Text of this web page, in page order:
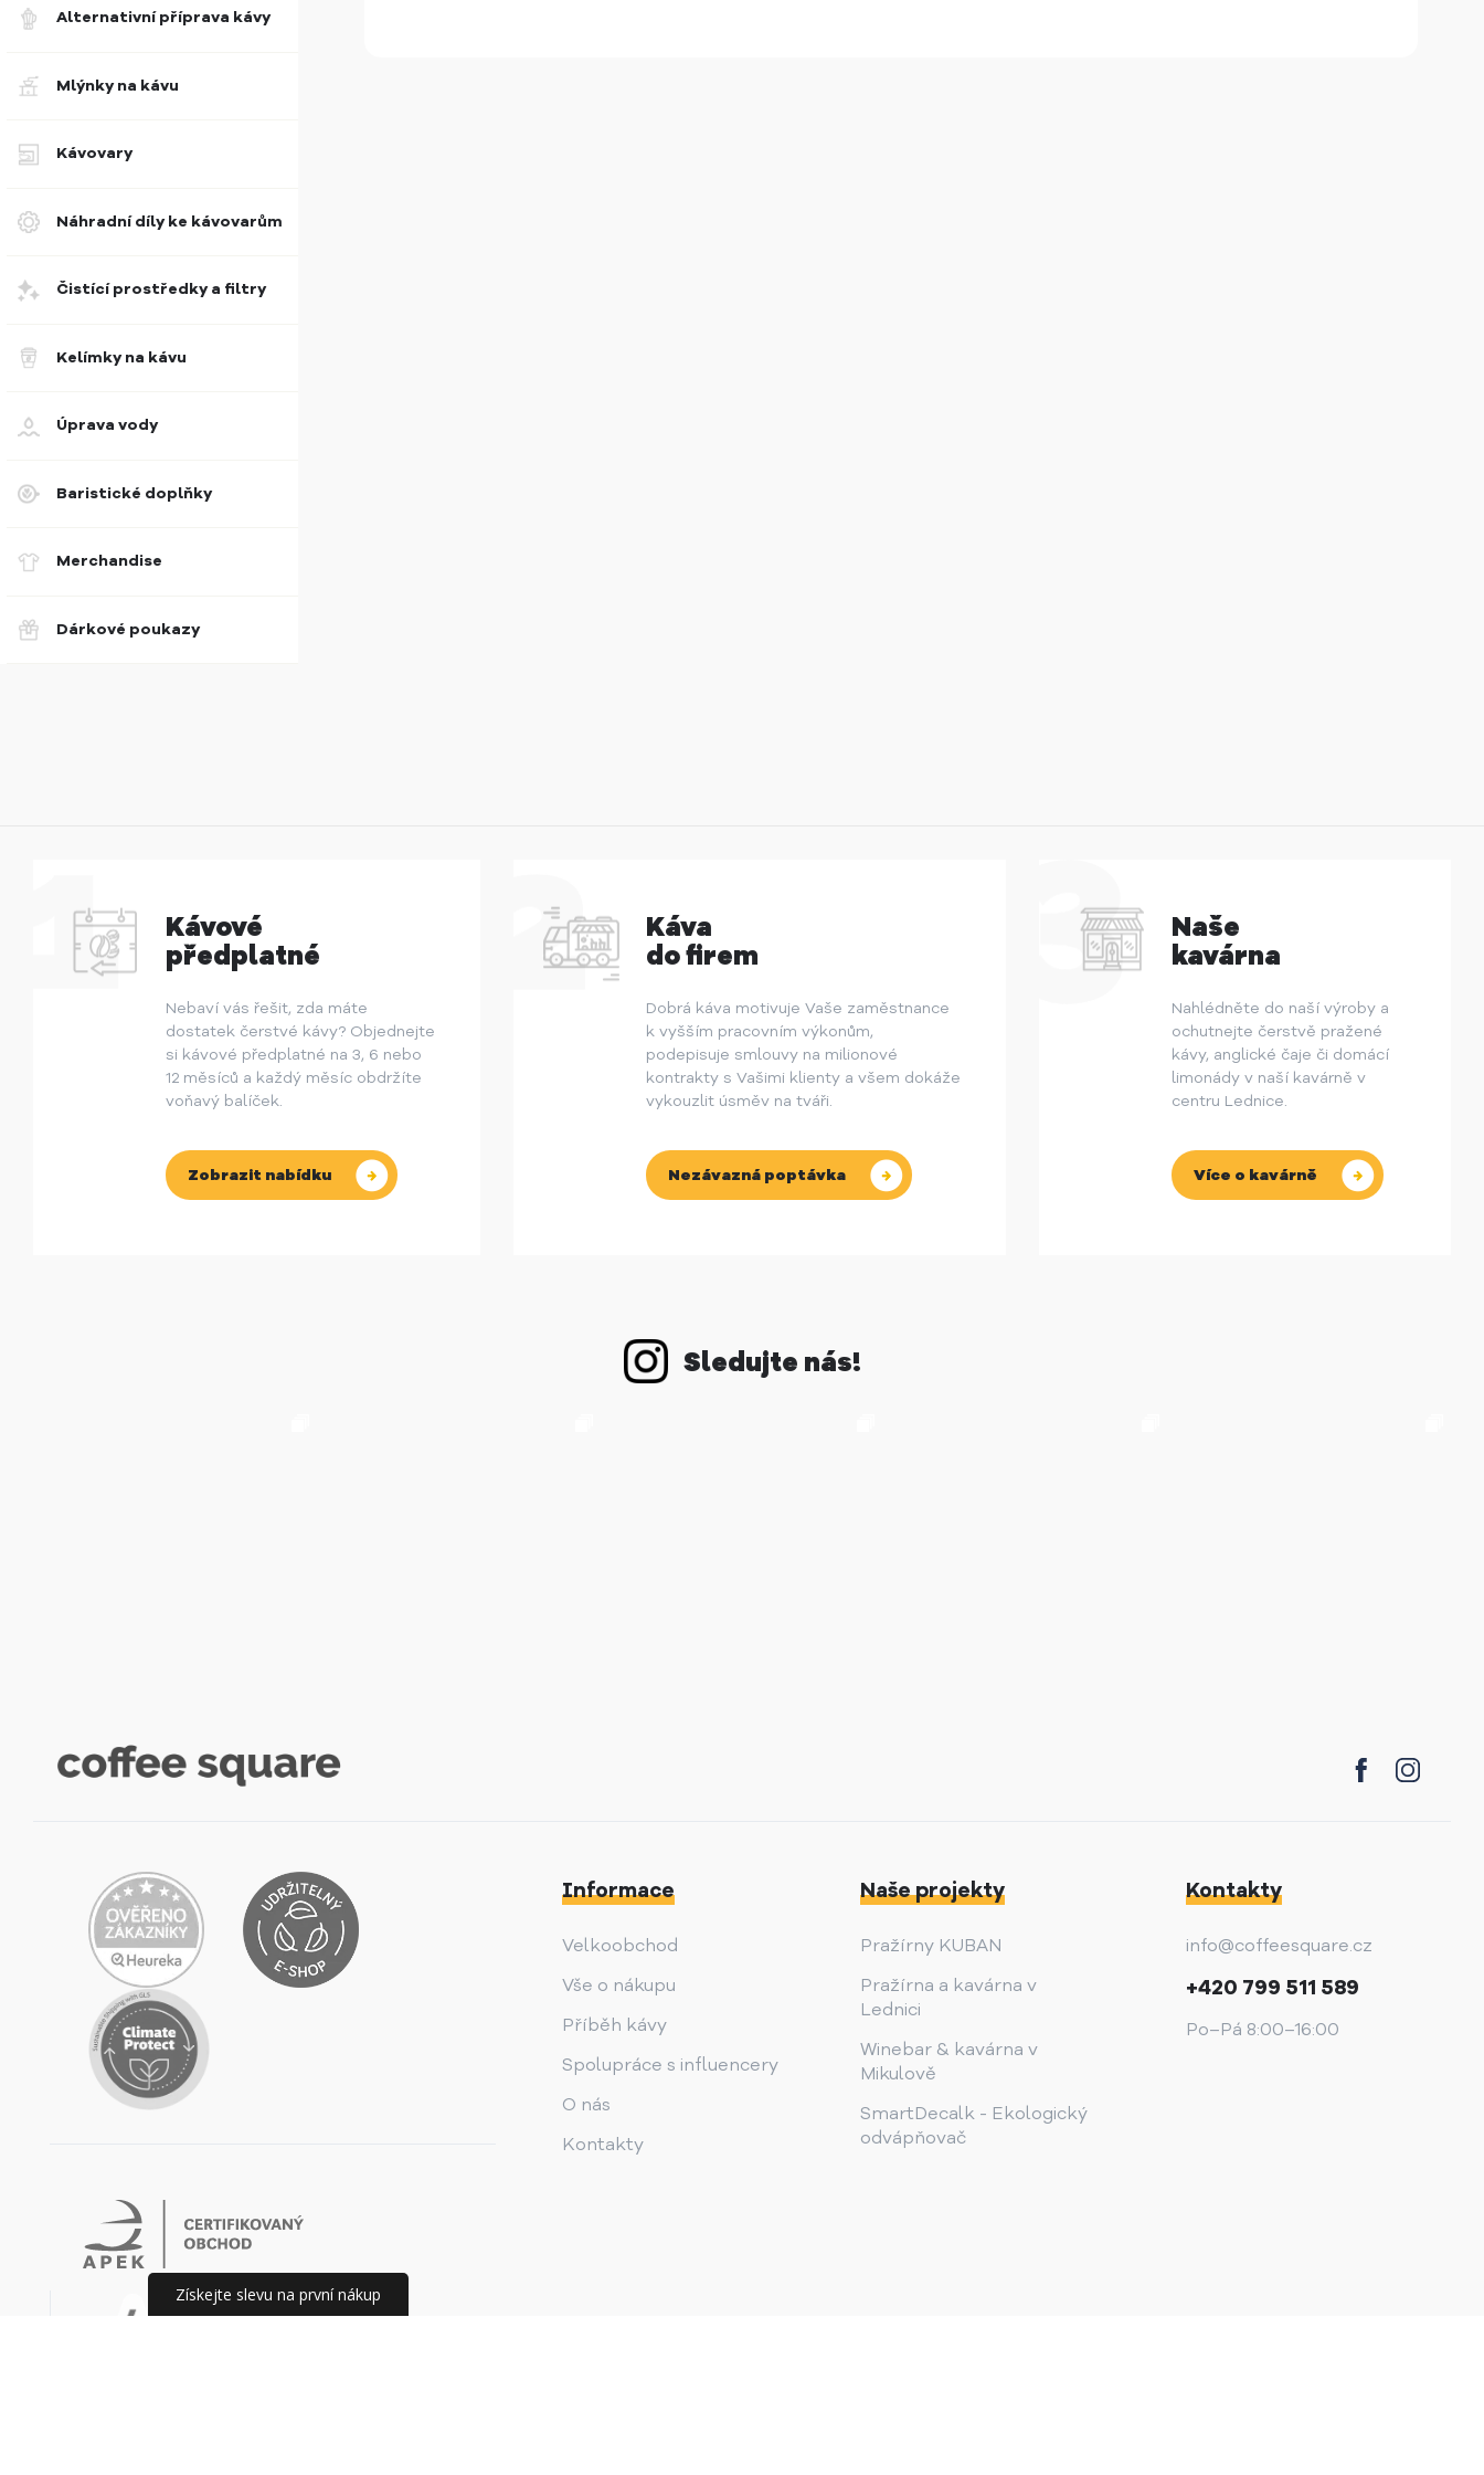
Alternativní příprava kávy
Mlýnky na kávu
Kávovary
Náhradní díly ke kávovarům
Čistící prostředky a filtry
Kelímky na kávu
Úprava vody
Baristické doplňky
Merchandise
Dárkové poukazy
Kávové
předplatné
Nebaví vás řešit, zda máte
dostatek čerstvé kávy? Objednejte
si kávové předplatné na 3, 6 nebo
12 měsíců a každý měsíc obdržíte
voňavý balíček.
Zobrazit nabídku
Káva
do firem
Dobrá káva motivuje Vaše zaměstnance
k vyšším pracovním výkonům,
podepisuje smlouvy na milionové
kontrakty s Vašimi klienty a všem dokáže
vykouzlit úsměv na tváři.
Nezávazná poptávka
Naše
kavárna
Nahlédněte do naší výroby a
ochutnejte čerstvě pražené
kávy, anglické čaje či domácí
limonády v naší kavárně v
centru Lednice.
Více o kavárně
Sledujte nás!
Informace
Velkoobchod
Vše o nákupu
Příběh kávy
Spolupráce s influencery
O nás
Kontakty
Naše projekty
Pražírny KUBAN
Pražírna a kavárna v
Lednici
Winebar & kavárna v
Mikulově
SmartDecalk - Ekologický
odvápňovač
Kontakty
info@coffeesquare.cz
+420 799 511 589
Po–Pá 8:00–16:00
Získejte slevu na první nákup